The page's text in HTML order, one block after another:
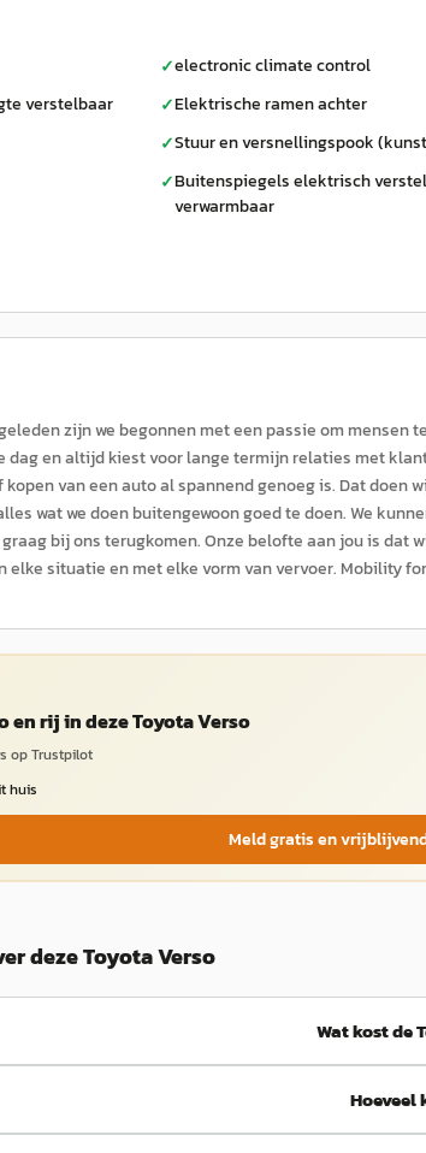
✓electronic climate control
verstelbaar ✓Elektrische ramen achter
✓Stuur en versnellingspook
✓Buitenspiegels elektrisch
verwarmbaar
zijn we begonnen met een passie om
dag en altijd kiest voor lange termijn relaties met
van een auto al spannend genoeg is. Dat doen
wat we doen buitengewoon goed te doen. We
bij ons terugkomen. Onze belofte aan jou is dat
elke situatie en met elke vorm van vervoer. Mobility
rij in deze Toyota Verso
op Trustpilot
huis
Meld gratis en
deze Toyota Verso
Wat kost de
Hoeveel